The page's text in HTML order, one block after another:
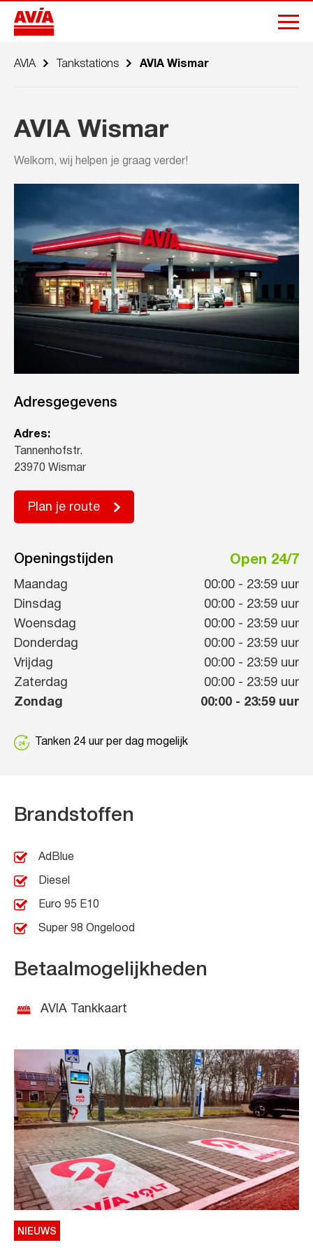
AVIA Tankstations AVIA Wismar
AVIA Wismar
Welkom, wij helpen je graag verder!
Adresgegevens
Adres:
Tannenhofstr.
23970 Wismar
Plan je route
Openingstijden Open 24/7
Maandag 00:00 - 23:59 uur
Dinsdag
00:00 - 23:59 uur
Woensdag
00:00 - 23:59 uur
Donderdag
00:00 - 23:59 uur
Vrijdag
00:00 - 23:59 uur
Zaterdag
00:00 - 23:59 uur
Zondag
00:00 - 23:59 uur
Tanken 24 uur per dag mogelijk
Brandstoffen
AdBlue
Diesel
Euro 95 E10
Super 98 Ongelood
Betaalmogelijkheden
AVIA Tankkaart
NIEUWS